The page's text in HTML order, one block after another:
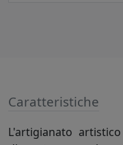
Caratteristiche
L'artigianato